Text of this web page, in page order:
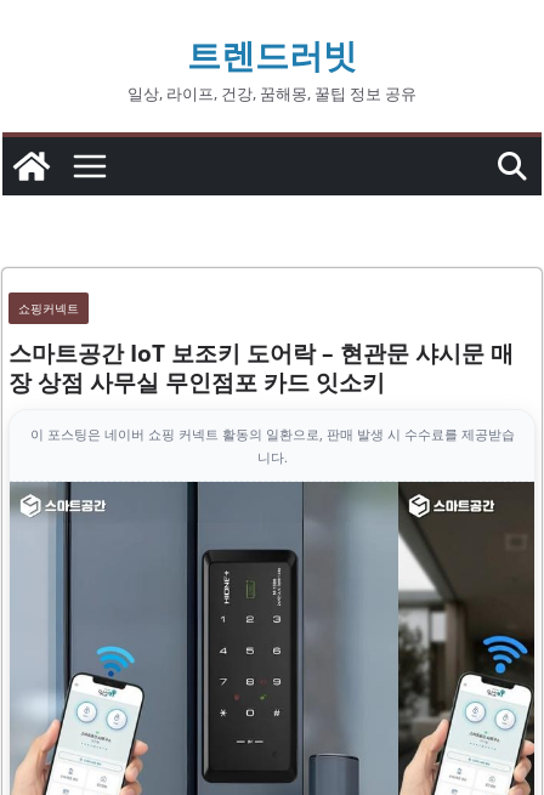
트렌드러빗
일상, 라이프, 건강, 꿈해몽, 꿀팁 정보 공유
쇼핑커넥트
스마트공간 IoT 보조키 도어락 – 현관문 샤시문 매
장 상점 사무실 무인점포 카드 잇소키
이 포스팅은 네이버 쇼핑 커넥트 활동의 일환으로, 판매 발생 시 수수료를 제공받습
니다.